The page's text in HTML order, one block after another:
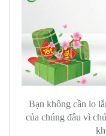
Bạn không cần lo
của chúng đâu vì